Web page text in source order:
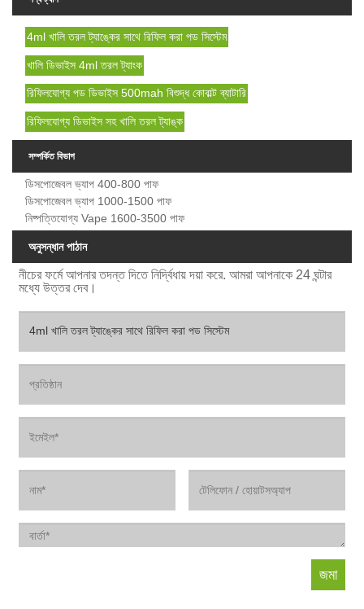
4ml খালি তরল ট্যাঙ্কের সাথে রিফিল করা পড সিস্টেম
খালি ডিভাইস 4ml তরল ট্যাংক
রিফিলযোগ্য পড ডিভাইস 500mah বিশুদ্ধ কোবাল্ট ব্যাটারি
রিফিলযোগ্য ডিভাইস সহ খালি তরল ট্যাঙ্ক
সম্পর্কিত বিভাগ
ডিসপোজেবল ভ্যাপ 400-800 পাফ
ডিসপোজেবল ভ্যাপ 1000-1500 পাফ
নিষ্পত্তিযোগ্য Vape 1600-3500 পাফ
অনুসন্ধান পাঠান
নীচের ফর্মে আপনার তদন্ত দিতে নির্দ্বিধায় দয়া করে. আমরা আপনাকে 24 ঘন্টার
মধ্যে উত্তর দেব।